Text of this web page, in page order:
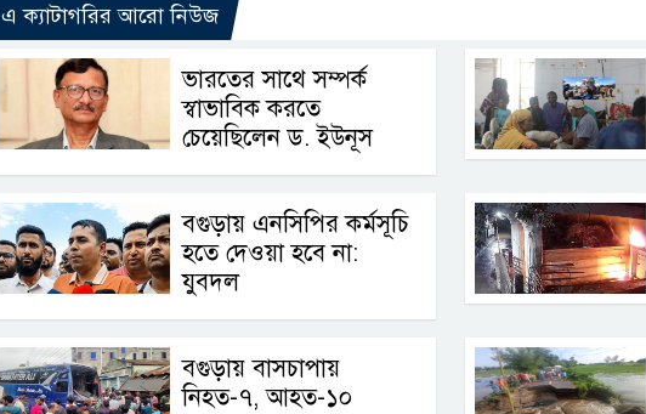
এ ক্যাটাগরির আরো নিউজ
ভারতের সাথে সম্পর্ক
স্বাভাবিক করতে
চেয়েছিলেন ড. ইউনূস
বগুড়ায় এনসিপির কর্মসূচি
হতে দেওয়া হবে না:
যুবদল
বগুড়ায় বাসচাপায়
নিহত-৭, আহত-১০